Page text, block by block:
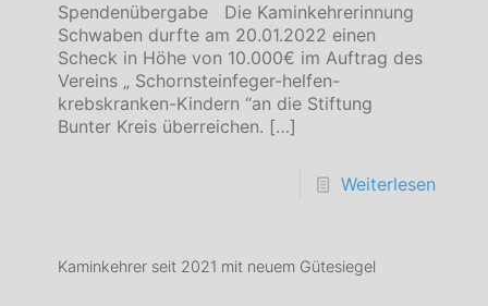
Spendenübergabe Die Kaminkehrerinnung
Schwaben durfte am 20.01.2022 einen
Scheck in Höhe von 10.000€ im Auftrag des
Vereins „ Schornsteinfeger-helfen-
krebskranken-Kindern “an die Stiftung
Bunter Kreis überreichen. […]
Weiterlesen
Kaminkehrer seit 2021 mit neuem Gütesiegel